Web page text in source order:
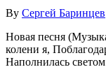
By Сергей Баринцев
Новая песня
колени я,
Наполнилась